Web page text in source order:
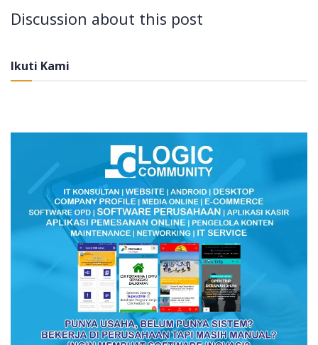
Discussion about this post
Ikuti Kami